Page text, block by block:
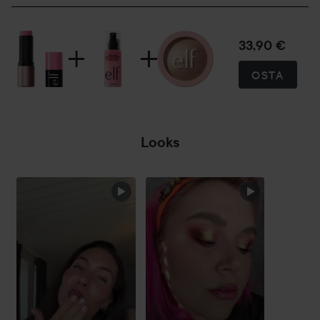
ainesosaa.
Käyttö:
pidentämään meikin kestoa.
3. Levitä ja häivytä: Kun olet levittänyt Soft Glam Satin
Foundationin, Soft Glam Satin Concealerin ja/tai Soft Glam
Cream Bronzerin, kierrä poskipunapuikko esiin ja levitä
poskille saadaksesi raikkaan sävyn. Häivytä ihoon Cream
Blush & Bronzer Duo Brush -siveltimellä. Lisää väriä
33,90 €
OSTA
Looks